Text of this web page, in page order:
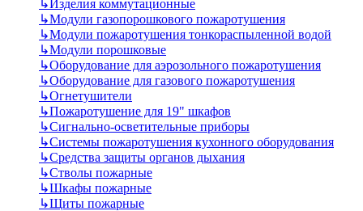
↳Изделия коммутационные
↳Модули газопорошкового пожаротушения
↳Модули пожаротушения тонкораспыленной водой
↳Модули порошковые
↳Оборудование для аэрозольного пожаротушения
↳Оборудование для газового пожаротушения
↳Огнетушители
↳Пожаротушение для 19" шкафов
↳Сигнально-осветительные приборы
↳Системы пожаротушения кухонного оборудования
↳Средства защиты органов дыхания
↳Стволы пожарные
↳Шкафы пожарные
↳Щиты пожарные